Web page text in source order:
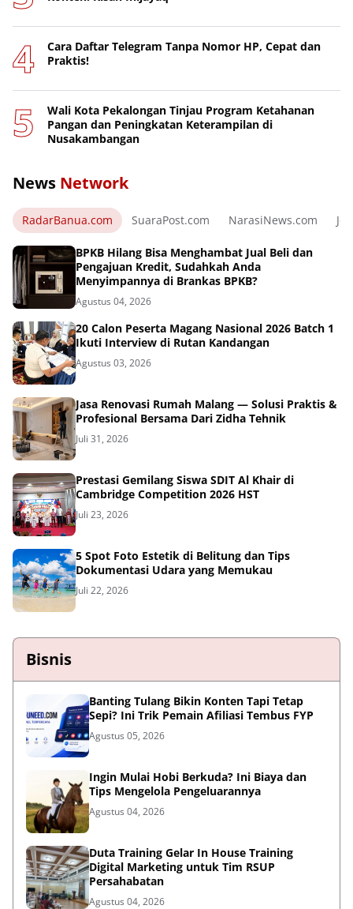
Cara Daftar Telegram Tanpa Nomor HP, Cepat dan
Praktis!
Wali Kota Pekalongan Tinjau Program Ketahanan
Pangan dan Peningkatan Keterampilan di
Nusakambangan
News Network
RadarBanua.com SuaraPost.com NarasiNews.com
BPKB Hilang Bisa Menghambat Jual Beli dan
Pengajuan Kredit, Sudahkah Anda
Menyimpannya di Brankas BPKB?
Agustus 04, 2026
20 Calon Peserta Magang Nasional 2026 Batch 1
Ikuti Interview di Rutan Kandangan
Agustus 03, 2026
Jasa Renovasi Rumah Malang — Solusi Praktis &
Profesional Bersama Dari Zidha Tehnik
Juli 31, 2026
Prestasi Gemilang Siswa SDIT Al Khair di
Cambridge Competition 2026 HST
Juli 23, 2026
5 Spot Foto Estetik di Belitung dan Tips
Dokumentasi Udara yang Memukau
Juli 22, 2026
Bisnis
Banting Tulang Bikin Konten Tapi Tetap
Sepi? Ini Trik Pemain Afiliasi Tembus FYP
Agustus 05, 2026
Ingin Mulai Hobi Berkuda? Ini Biaya dan
Tips Mengelola Pengeluarannya
Agustus 04, 2026
Duta Training Gelar In House Training
Digital Marketing untuk Tim RSUP
Persahabatan
Agustus 04, 2026